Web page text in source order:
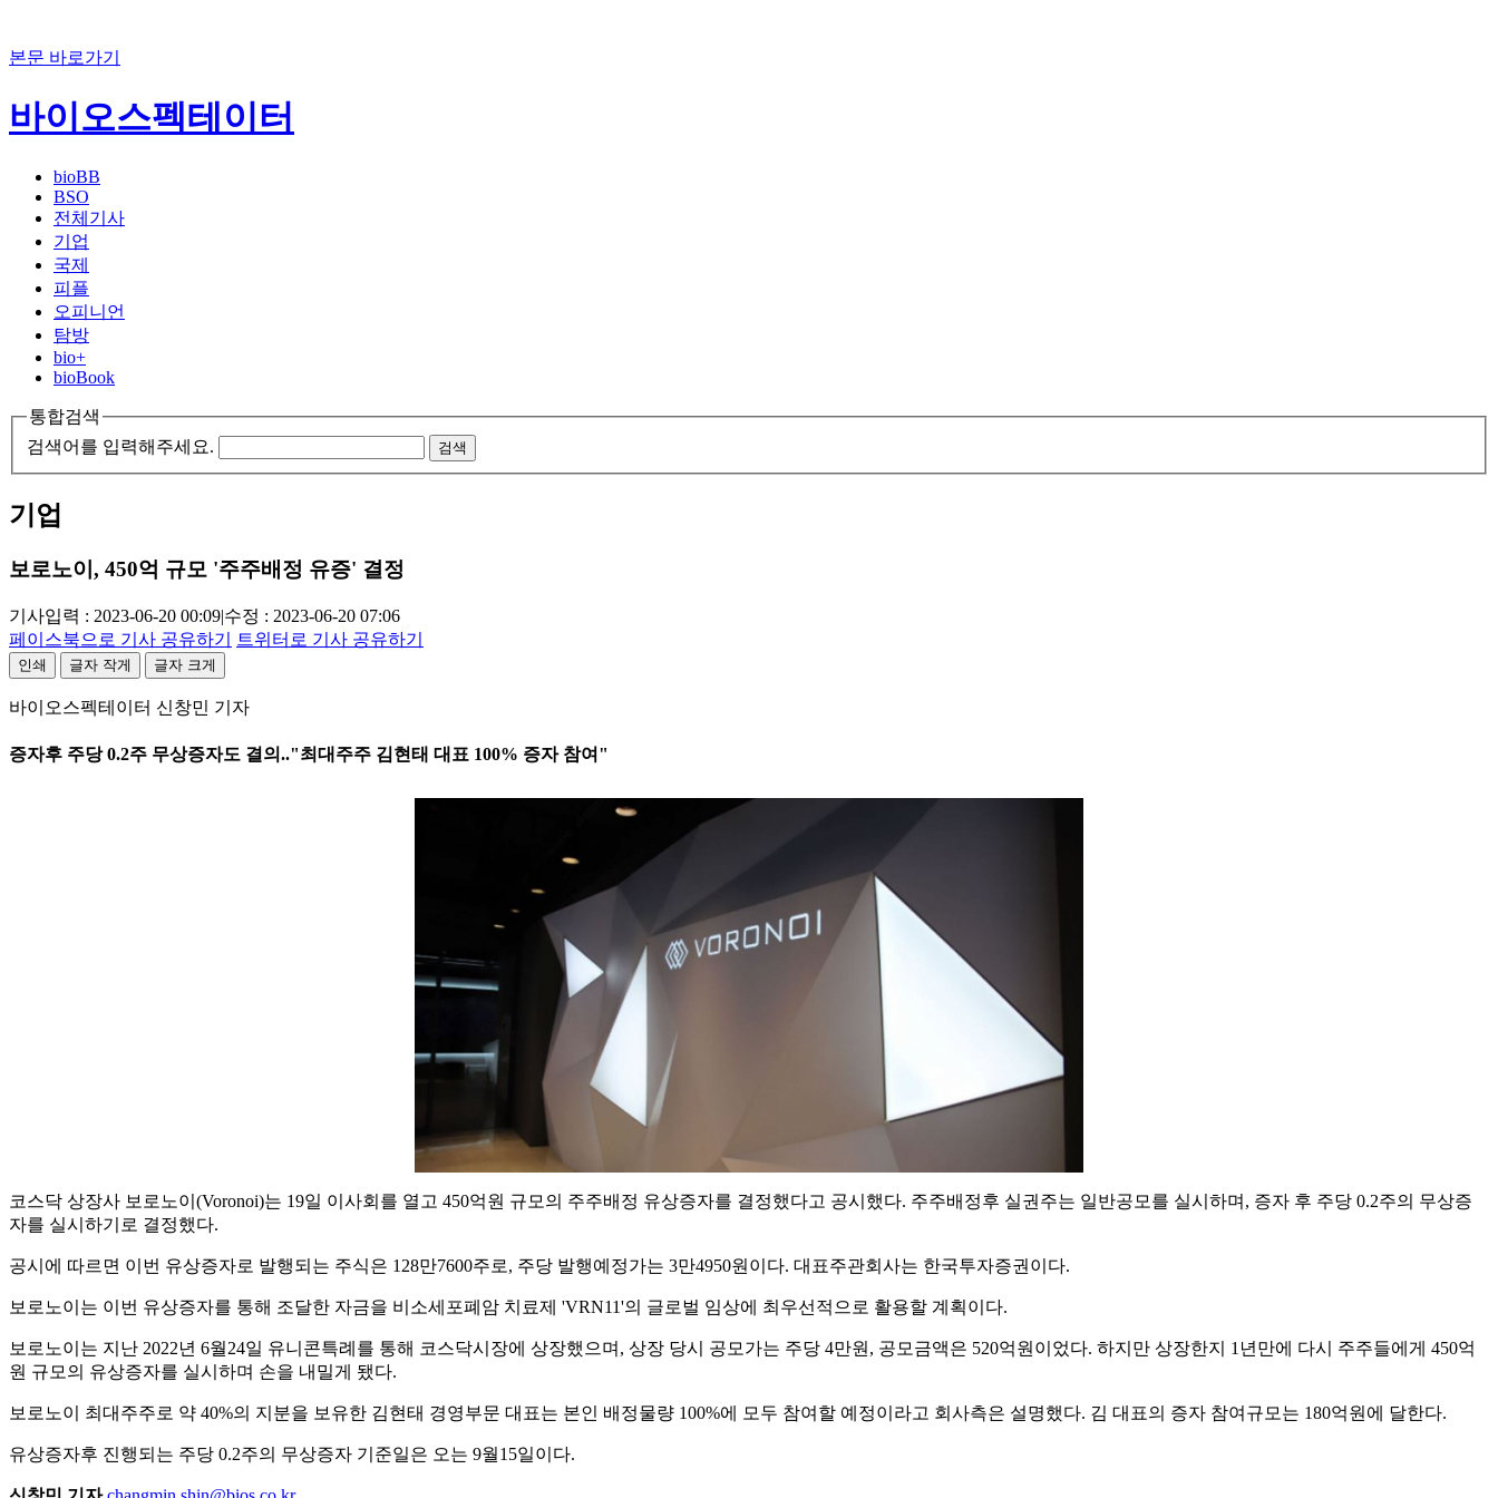
본문 바로가기
바이오스펙테이터
bioBB
BSO
전체기사
기업
국제
피플
오피니언
탐방
bio+
bioBook
통합검색
검색어를 입력해주세요.
검색
기업
보로노이, 450억 규모 '주주배정 유증' 결정
기사입력 : 2023-06-20 00:09|수정 : 2023-06-20 07:06
페이스북으로 기사 공유하기
트위터로 기사 공유하기
인쇄 글자 작게 글자 크게
바이오스펙테이터 신창민 기자
증자후 주당 0.2주 무상증자도 결의.."최대주주 김현태 대표 100% 증자 참여"
코스닥 상장사 보로노이(Voronoi)는 19일 이사회를 열고 450억원 규모의 주주배정 유상증자를 결정했다고 공시했다. 주주배정후 실권주는 일반공모를 실시하며, 증자 후 주당 0.2주의 무상증
자를 실시하기로 결정했다.
공시에 따르면 이번 유상증자로 발행되는 주식은 128만7600주로, 주당 발행예정가는 3만4950원이다. 대표주관회사는 한국투자증권이다.
보로노이는 이번 유상증자를 통해 조달한 자금을 비소세포폐암 치료제 'VRN11'의 글로벌 임상에 최우선적으로 활용할 계획이다.
보로노이는 지난 2022년 6월24일 유니콘특례를 통해 코스닥시장에 상장했으며, 상장 당시 공모가는 주당 4만원, 공모금액은 520억원이었다. 하지만 상장한지 1년만에 다시 주주들에게 450억
원 규모의 유상증자를 실시하며 손을 내밀게 됐다.
보로노이 최대주주로 약 40%의 지분을 보유한 김현태 경영부문 대표는 본인 배정물량 100%에 모두 참여할 예정이라고 회사측은 설명했다. 김 대표의 증자 참여규모는 180억원에 달한다.
유상증자후 진행되는 주당 0.2주의 무상증자 기준일은 오는 9월15일이다.